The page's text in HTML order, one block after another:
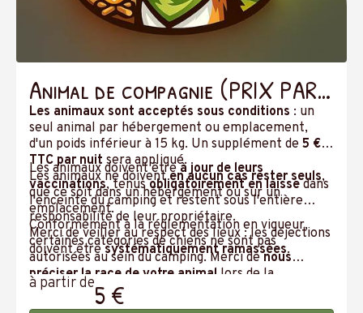
Animal de compagnie (PRIX PAR
JOUR)
Les animaux sont acceptés sous conditions : un
seul animal par hébergement ou emplacement,
d'un poids inférieur à 15 kg. Un supplément de 5 €
TTC par nuit sera appliqué.
Les animaux ne doiventen aucun cas rester seuls,
que ce soit dans un hébergement ou sur un
emplacement.
Les animaux doivent êtreà jour de leurs
vaccinations, tenusobligatoirement en laissedans
l'enceinte du camping et restent sous l'entière
responsabilité de leur propriétaire.
Merci de veiller au respect des lieux : les déjections
doivent êtresystématiquement ramassées.
Conformément à la réglementation en vigueur,
certaines catégories de chiens ne sont pas
autorisées au sein du camping. Merci denous
préciser la race de votre animal lors de la
réservation.
à partir de5 €